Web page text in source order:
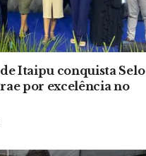
Itaipu conquista Selo
por excelência no